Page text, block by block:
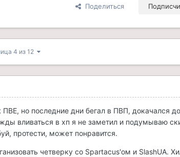
Поделиться
4 из 12
но последние дни бегал в ПВП, докачался
вливаться в хп я не заметил и подумываю
протести, может понравится.
четверку со Spartacus'ом и SlashUA.